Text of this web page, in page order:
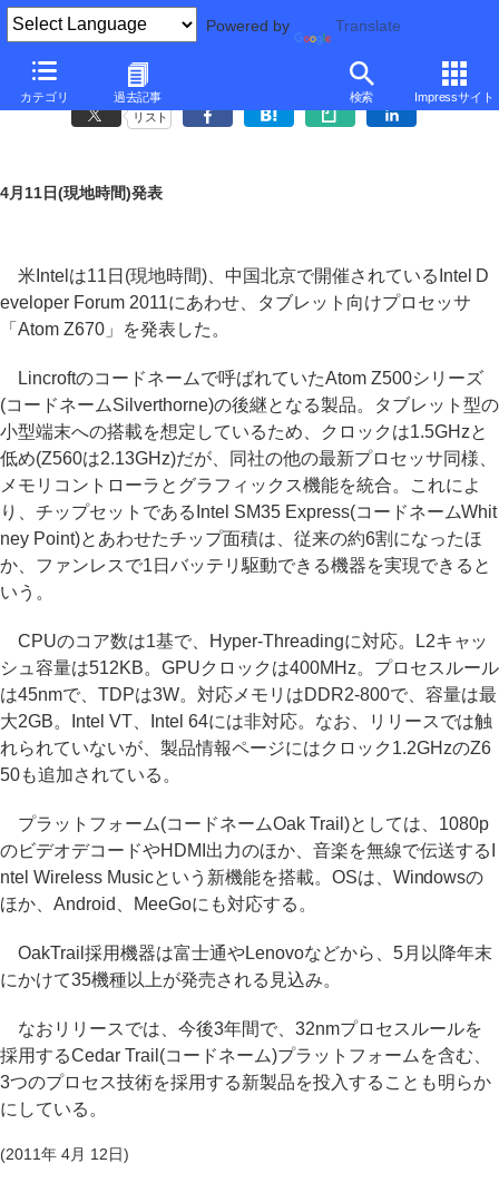
Powered by Translate
カテゴリ 過去記事 検索 Impressサイト
Intel、タブレット向けプロセッサ「Atom Z670」を発表
リスト
4月11日(現地時間)発表
米Intelは11日(現地時間)、中国北京で開催されているIntel D
eveloper Forum 2011にあわせ、タブレット向けプロセッサ
「Atom Z670」を発表した。
Lincroftのコードネームで呼ばれていたAtom Z500シリーズ
(コードネームSilverthorne)の後継となる製品。タブレット型の
小型端末への搭載を想定しているため、クロックは1.5GHzと
低め(Z560は2.13GHz)だが、同社の他の最新プロセッサ同様、
メモリコントローラとグラフィックス機能を統合。これによ
り、チップセットであるIntel SM35 Express(コードネームWhit
ney Point)とあわせたチップ面積は、従来の約6割になったほ
か、ファンレスで1日バッテリ駆動できる機器を実現できると
いう。
CPUのコア数は1基で、Hyper-Threadingに対応。L2キャッ
シュ容量は512KB。GPUクロックは400MHz。プロセスルール
は45nmで、TDPは3W。対応メモリはDDR2-800で、容量は最
大2GB。Intel VT、Intel 64には非対応。なお、リリースでは触
れられていないが、製品情報ページにはクロック1.2GHzのZ6
50も追加されている。
プラットフォーム(コードネームOak Trail)としては、1080p
のビデオデコードやHDMI出力のほか、音楽を無線で伝送するI
ntel Wireless Musicという新機能を搭載。OSは、Windowsの
ほか、Android、MeeGoにも対応する。
OakTrail採用機器は富士通やLenovoなどから、5月以降年末
にかけて35機種以上が発売される見込み。
なおリリースでは、今後3年間で、32nmプロセスルールを
採用するCedar Trail(コードネーム)プラットフォームを含む、
3つのプロセス技術を採用する新製品を投入することも明らか
にしている。
(2011年 4月 12日)